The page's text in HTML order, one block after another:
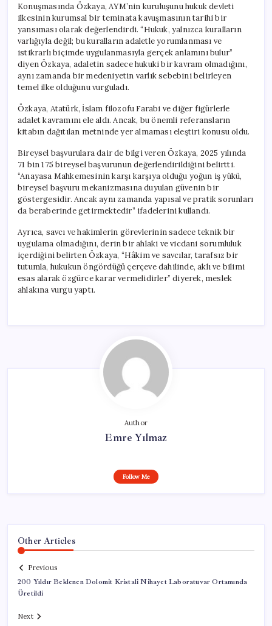
Konuşmasında Özkaya, AYM’nin kuruluşunu hukuk devleti
ilkesinin kurumsal bir teminata kavuşmasının tarihi bir
yansıması olarak değerlendirdi. “Hukuk, yalnızca kuralların
varlığıyla değil; bu kuralların adaletle yorumlanması ve
istikrarlı biçimde uygulanmasıyla gerçek anlamını bulur”
diyen Özkaya, adaletin sadece hukuki bir kavram olmadığını,
aynı zamanda bir medeniyetin varlık sebebini belirleyen
temel ilke olduğunu vurguladı.
Özkaya, Atatürk, İslam filozofu Farabi ve diğer figürlerle
adalet kavramını ele aldı. Ancak, bu önemli referansların
kitabın dağıtılan metninde yer almaması eleştiri konusu oldu.
Bireysel başvurulara dair de bilgi veren Özkaya, 2025 yılında
71 bin 175 bireysel başvurunun değerlendirildiğini belirtti.
“Anayasa Mahkemesinin karşı karşıya olduğu yoğun iş yükü,
bireysel başvuru mekanizmasına duyulan güvenin bir
göstergesidir. Ancak aynı zamanda yapısal ve pratik sorunları
da beraberinde getirmektedir” ifadelerini kullandı.
Ayrıca, savcı ve hakimlerin görevlerinin sadece teknik bir
uygulama olmadığını, derin bir ahlaki ve vicdani sorumluluk
içerdiğini belirten Özkaya, “Hâkim ve savcılar, tarafsız bir
tutumla, hukukun öngördüğü çerçeve dahilinde, aklı ve bilimi
esas alarak özgürce karar vermelidirler” diyerek, meslek
ahlakına vurgu yaptı.
Author
Emre Yılmaz
Follow Me
Other Articles
Previous
200 Yıldır Beklenen Dolomit Kristali Nihayet Laboratuvar Ortamında
Üretildi
Next